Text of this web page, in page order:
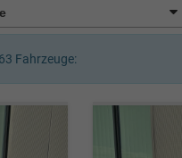
Fahrzeuge: